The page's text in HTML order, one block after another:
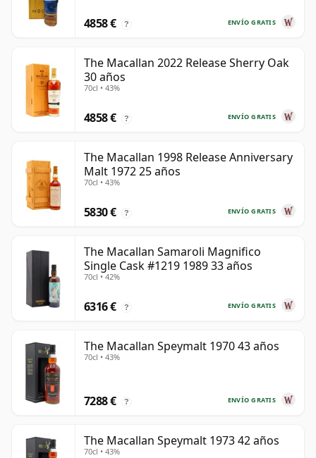
ENVÍO GRATIS
4858 € ?
The Macallan 2022 Release Sherry Oak
30 años
70cl • 43%
ENVÍO GRATIS
4858 € ?
The Macallan 1998 Release Anniversary
Malt 1972 25 años
70cl • 43%
ENVÍO GRATIS
5830 € ?
The Macallan Samaroli Magnifico
Single Cask #1219 1989 33 años
70cl • 42%
ENVÍO GRATIS
6316 € ?
The Macallan Speymalt 1970 43 años
70cl • 43%
ENVÍO GRATIS
7288 € ?
The Macallan Speymalt 1973 42 años
70cl • 43%